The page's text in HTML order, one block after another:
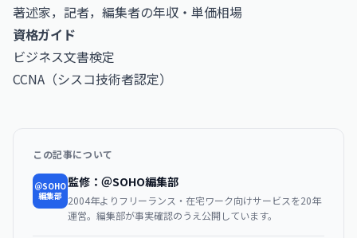
著述家，記者，編集者の年収・単価相場
資格ガイド
ビジネス文書検定
CCNA（シスコ技術者認定）
この記事について
＠SOHO
編集部
監修：＠SOHO編集部
2004年よりフリーランス・在宅ワーク向けサービスを20年
運営。編集部が事実確認のうえ公開しています。